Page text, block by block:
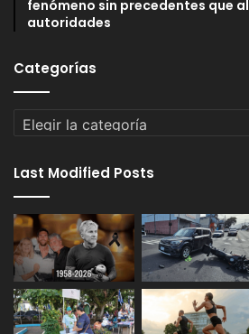
fenómeno sin precedentes que
autoridades
Categorías
Categorías
Last Modified Posts